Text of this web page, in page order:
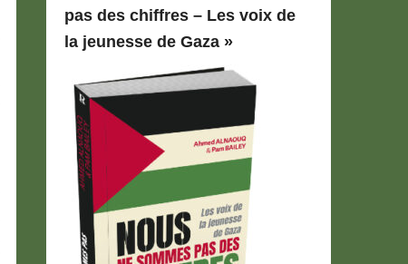
pas des chiffres – Les voix de
la jeunesse de Gaza »